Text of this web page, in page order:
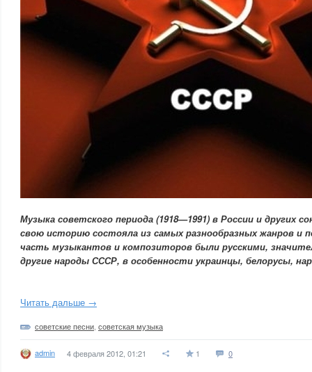
Музыка советского периода (1918—1991) в России и других
свою историю состояла из самых разнообразных жанров и
часть музыкантов и композиторов были русскими,
другие народы СССР, в особенности украинцы, белорусы,
Читать дальше →
советские песни советская музыка
admin 4 февраля 2012, 01:21 1 0